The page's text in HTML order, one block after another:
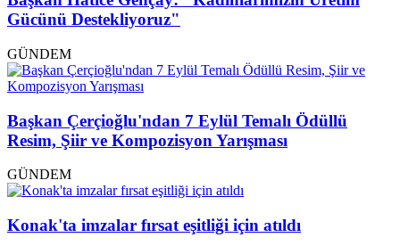
Gücünü Destekliyoruz"
GÜNDEM
Başkan Çerçioğlu'ndan 7 Eylül Temalı Ödüllü
Resim, Şiir ve Kompozisyon Yarışması
GÜNDEM
Konak'ta imzalar fırsat eşitliği için atıldı